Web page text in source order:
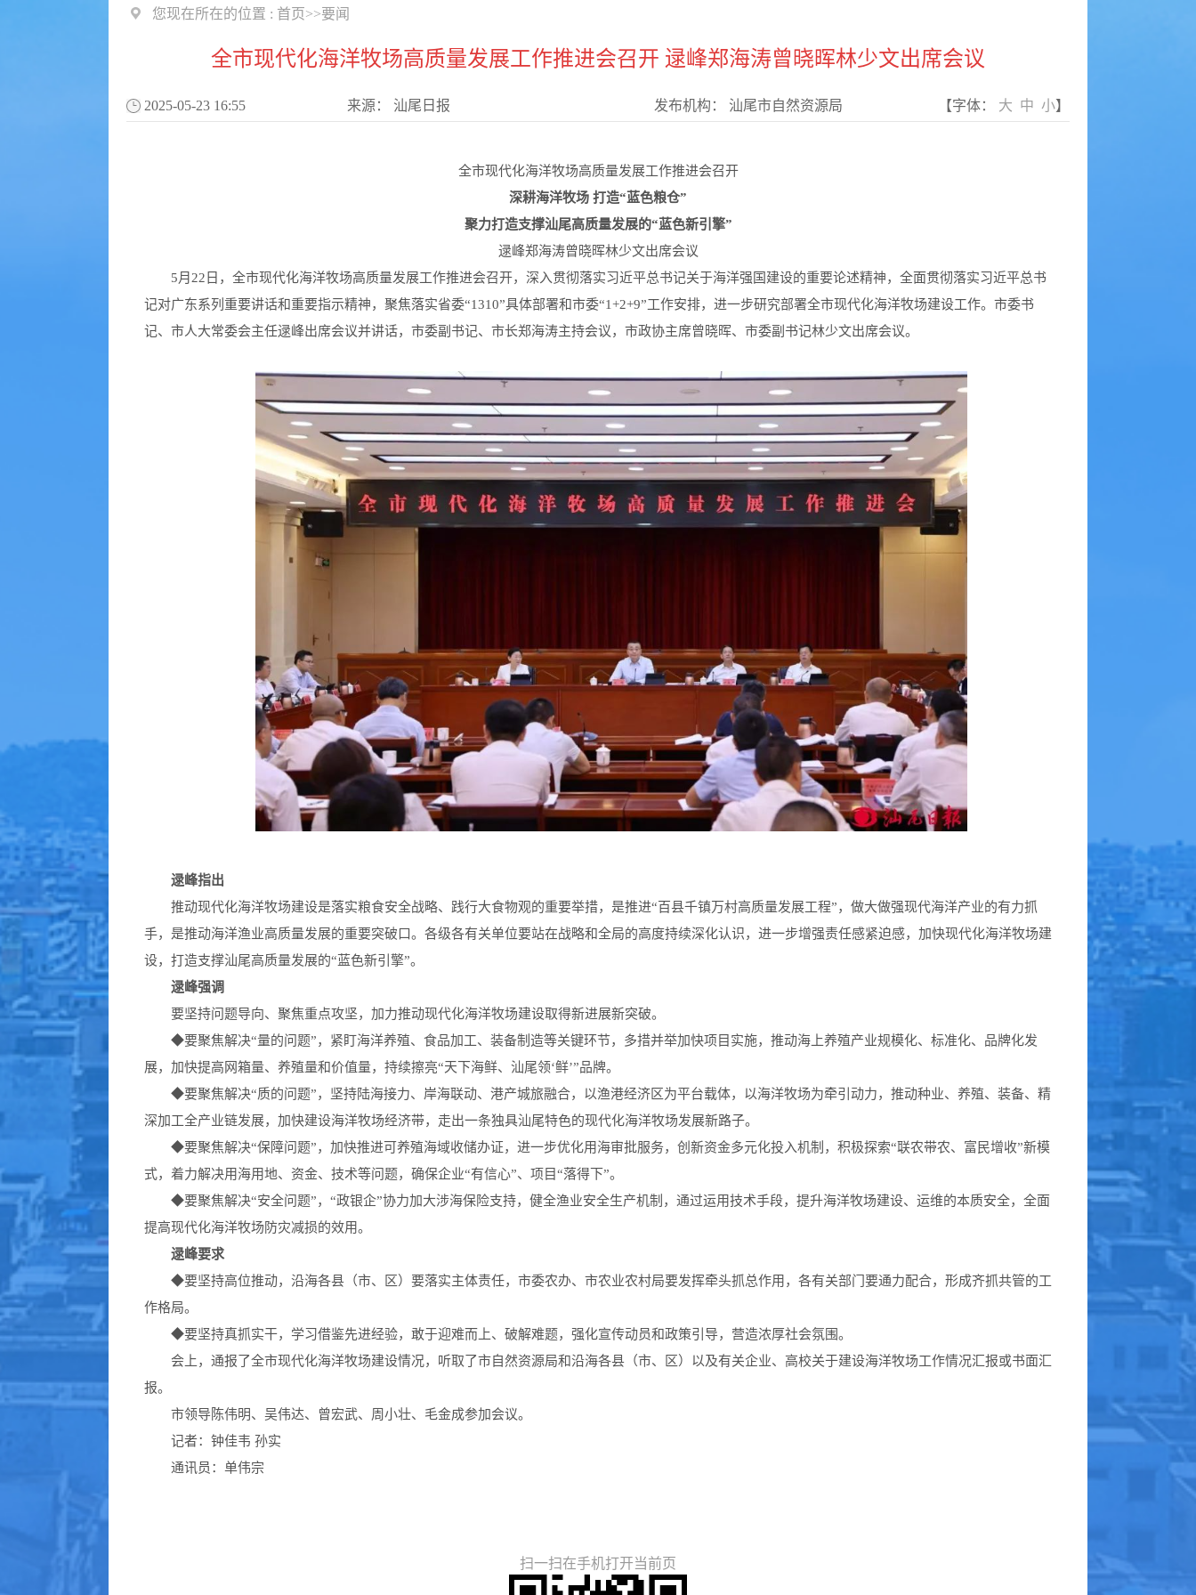
您现在所在的位置 : 首页>>要闻
全市现代化海洋牧场高质量发展工作推进会召开 逯峰郑海涛曾晓晖林少文出席会议
2025-05-23 16:55 来源： 汕尾日报 发布机构： 汕尾市自然资源局 【字体： 大 中 小】
全市现代化海洋牧场高质量发展工作推进会召开
深耕海洋牧场 打造“蓝色粮仓”
聚力打造支撑汕尾高质量发展的“蓝色新引擎”
逯峰郑海涛曾晓晖林少文出席会议
5月22日，全市现代化海洋牧场高质量发展工作推进会召开，深入贯彻落实习近平总书记关于海洋强国建设的重要论述精神，全面贯彻落实习近平总书
记对广东系列重要讲话和重要指示精神，聚焦落实省委“1310”具体部署和市委“1+2+9”工作安排，进一步研究部署全市现代化海洋牧场建设工作。市委书
记、市人大常委会主任逯峰出席会议并讲话，市委副书记、市长郑海涛主持会议，市政协主席曾晓晖、市委副书记林少文出席会议。
逯峰指出
推动现代化海洋牧场建设是落实粮食安全战略、践行大食物观的重要举措，是推进“百县千镇万村高质量发展工程”，做大做强现代海洋产业的有力抓
手，是推动海洋渔业高质量发展的重要突破口。各级各有关单位要站在战略和全局的高度持续深化认识，进一步增强责任感紧迫感，加快现代化海洋牧场建
设，打造支撑汕尾高质量发展的“蓝色新引擎”。
逯峰强调
要坚持问题导向、聚焦重点攻坚，加力推动现代化海洋牧场建设取得新进展新突破。
◆要聚焦解决“量的问题”，紧盯海洋养殖、食品加工、装备制造等关键环节，多措并举加快项目实施，推动海上养殖产业规模化、标准化、品牌化发
展，加快提高网箱量、养殖量和价值量，持续擦亮“天下海鲜、汕尾领‘鲜’”品牌。
◆要聚焦解决“质的问题”，坚持陆海接力、岸海联动、港产城旅融合，以渔港经济区为平台载体，以海洋牧场为牵引动力，推动种业、养殖、装备、精
深加工全产业链发展，加快建设海洋牧场经济带，走出一条独具汕尾特色的现代化海洋牧场发展新路子。
◆要聚焦解决“保障问题”，加快推进可养殖海域收储办证，进一步优化用海审批服务，创新资金多元化投入机制，积极探索“联农带农、富民增收”新模
式，着力解决用海用地、资金、技术等问题，确保企业“有信心”、项目“落得下”。
◆要聚焦解决“安全问题”，“政银企”协力加大涉海保险支持，健全渔业安全生产机制，通过运用技术手段，提升海洋牧场建设、运维的本质安全，全面
提高现代化海洋牧场防灾减损的效用。
逯峰要求
◆要坚持高位推动，沿海各县（市、区）要落实主体责任，市委农办、市农业农村局要发挥牵头抓总作用，各有关部门要通力配合，形成齐抓共管的工
作格局。
◆要坚持真抓实干，学习借鉴先进经验，敢于迎难而上、破解难题，强化宣传动员和政策引导，营造浓厚社会氛围。
会上，通报了全市现代化海洋牧场建设情况，听取了市自然资源局和沿海各县（市、区）以及有关企业、高校关于建设海洋牧场工作情况汇报或书面汇
报。
市领导陈伟明、吴伟达、曾宏武、周小壮、毛金成参加会议。
记者：钟佳韦 孙实
通讯员： 单伟宗
扫一扫在手机打开当前页